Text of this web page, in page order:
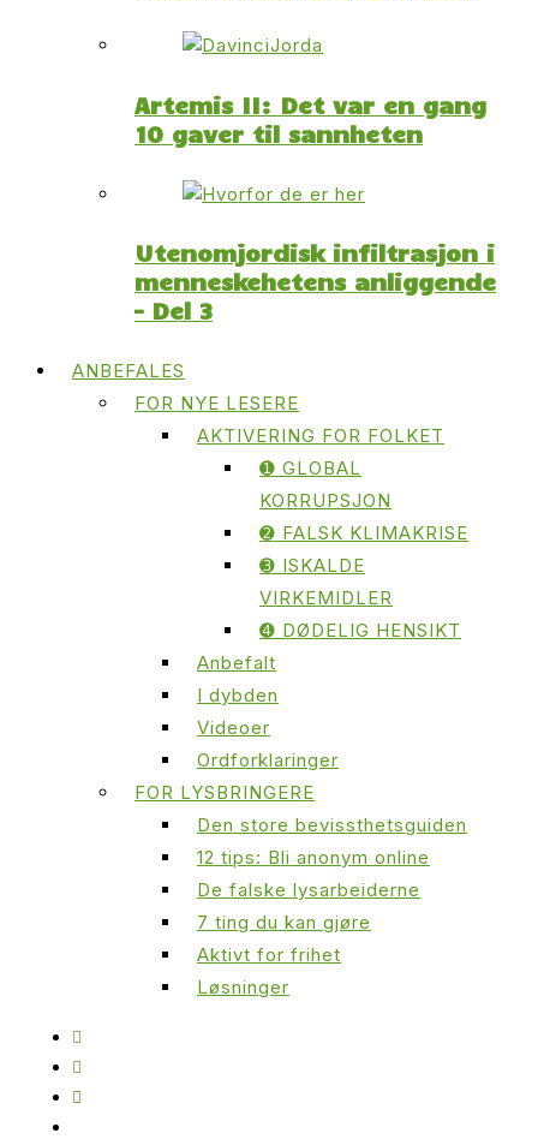
Artemis II: Det var en gang
10 gaver til sannheten
Utenomjordisk infiltrasjon i
menneskehetens anliggende
– Del 3
ANBEFALES
FOR NYE LESERE
AKTIVERING FOR FOLKET
➊ GLOBAL
KORRUPSJON
➋ FALSK KLIMAKRISE
➌ ISKALDE
VIRKEMIDLER
➍ DØDELIG HENSIKT
Anbefalt
I dybden
Videoer
Ordforklaringer
FOR LYSBRINGERE
Den store bevissthetsguiden
12 tips: Bli anonym online
De falske lysarbeiderne
7 ting du kan gjøre
Aktivt for frihet
Løsninger